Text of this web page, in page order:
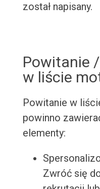
został napisany.
Powitanie
w liście
Powitanie w
powinno
elementy:
Zwróć się